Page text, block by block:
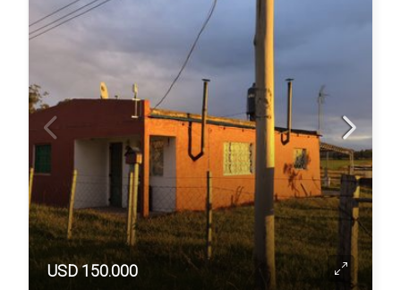
USD 150.000